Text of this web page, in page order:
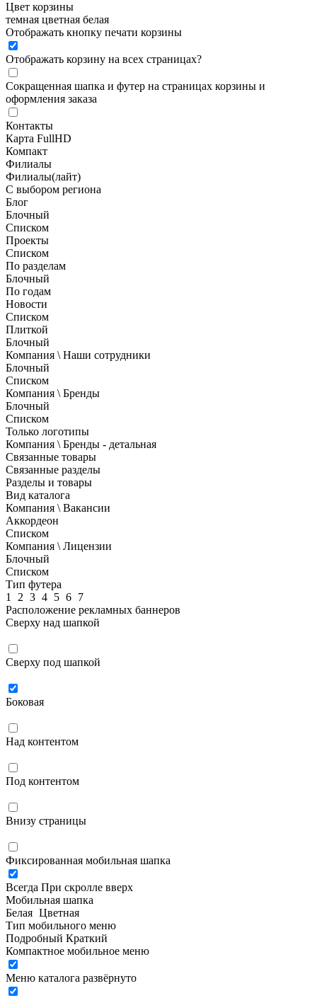
Цвет корзины
темная цветная белая
Отображать кнопку печати корзины
Отображать корзину на всех страницах?
Сокращенная шапка и футер на страницах корзины и
оформления заказа
Контакты
Карта FullHD
Компакт
Филиалы
Филиалы(лайт)
С выбором региона
Блог
Блочный
Списком
Проекты
Списком
По разделам
Блочный
По годам
Новости
Списком
Плиткой
Блочный
Компания \ Наши сотрудники
Блочный
Списком
Компания \ Бренды
Блочный
Списком
Только логотипы
Компания \ Бренды - детальная
Связанные товары
Связанные разделы
Разделы и товары
Вид каталога
Компания \ Вакансии
Аккордеон
Списком
Компания \ Лицензии
Блочный
Списком
Тип футера
1
2 3 4 5 6 7
Расположение рекламных баннеров
Сверху над шапкой
Сверху под шапкой
Боковая
Над контентом
Под контентом
Внизу страницы
Фиксированная мобильная шапка
Всегда При скролле вверх
Мобильная шапка
Белая Цветная
Тип мобильного меню
Подробный Краткий
Компактное мобильное меню
Меню каталога развёрнуто